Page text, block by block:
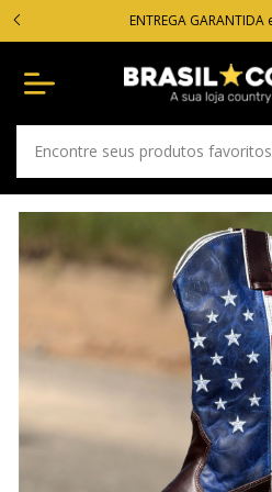
ENTREGA